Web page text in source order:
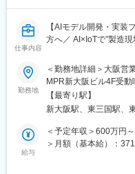
◇フロントエンド関連
・UI/UX仕様検討
・WEBシステム・業
・CUIでの基本コマン
・通信仕様検討
◇データベース関連
・データ構造検討
・セキュリティ方針策
・データ連携策定
仕事内容
【AIモデル開発・実装
方へ／ AI×IoTで”製造
■業務内容
DX推進コンサルタン
した幹部候補として弊
題解決に向けたの企画
アを率いデリバリー
現場のDX推進を推進
勤務地
＜勤務地詳細＞大阪営
MPR新大阪ビル4F受動
の定める事業所
【最寄り駅】
新大阪駅、東三国駅、
給与
＜予定年収＞600万円
＞月額（基本給）：